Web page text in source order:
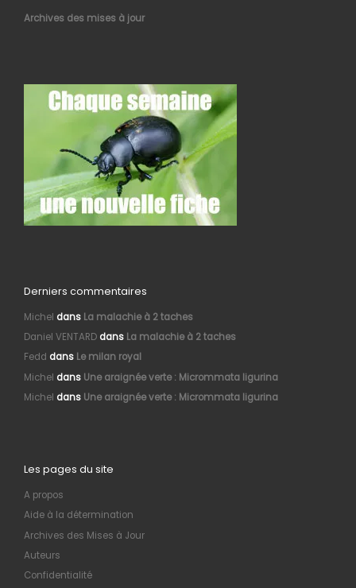
Archives des mises à jour
Derniers commentaires
Michel dans La malachie à 2 taches
Daniel VENTARDdans La malachie à 2 taches
Fedd dans Le milan royal
Michel dans Une araignée verte : Micrommata ligurina
Michel dans Une araignée verte : Micrommata ligurina
Les pages du site
A propos
Aide à la détermination
Archives des Mises à Jour
Auteurs
Confidentialité